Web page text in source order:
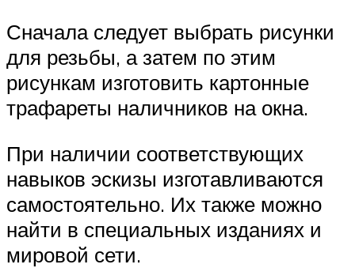
Сначала следует выбрать рисунки
для резьбы, а затем по этим
рисункам изготовить картонные
трафареты наличников на окна.
При наличии соответствующих
навыков эскизы изготавливаются
самостоятельно. Их также можно
найти в специальных изданиях и
мировой сети.